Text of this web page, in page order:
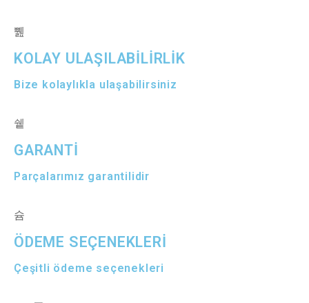
KOLAY ULAŞILABİLİRLİK
Bize kolaylıkla ulaşabilirsiniz
GARANTİ
Parçalarımız garantilidir
ÖDEME SEÇENEKLERİ
Çeşitli ödeme seçenekleri